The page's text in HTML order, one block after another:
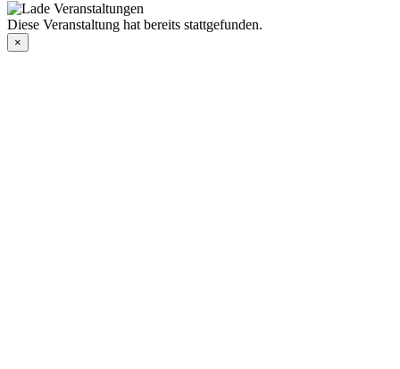
Diese Veranstaltung hat bereits stattgefunden.
×